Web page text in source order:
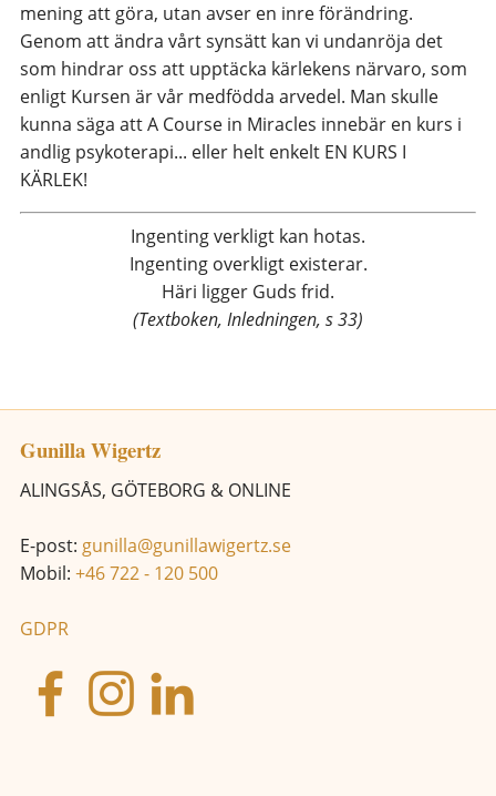
mening att göra, utan avser en inre förändring.
Genom att ändra vårt synsätt kan vi undanröja det
som hindrar oss att upptäcka kärlekens närvaro, som
enligt Kursen är vår medfödda arvedel. Man skulle
kunna säga att A Course in Miracles innebär en kurs i
andlig psykoterapi... eller helt enkelt EN KURS I
KÄRLEK!
Ingenting verkligt kan hotas.
Ingenting overkligt existerar.
Häri ligger Guds frid.
(Textboken, Inledningen, s 33)
Gunilla Wigertz
ALINGSÅS, GÖTEBORG & ONLINE
E-post: gunilla@gunillawigertz.se
Mobil: +46 722 - 120 500
GDPR